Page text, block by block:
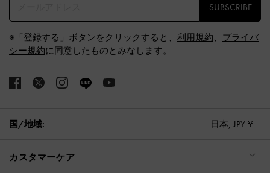
SUBSCRIBE
※「登録する」ボタンをクリックすると、 利用規約、 プライバ
シー規約に同意したものとみなします。
国/地域: 日本, JPY ¥
カスタマーケア